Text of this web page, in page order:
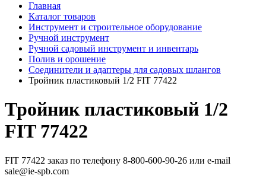
Главная
Каталог товаров
Инструмент и строительное оборудование
Ручной инструмент
Ручной садовый инструмент и инвентарь
Полив и орошение
Соединители и адаптеры для садовых шлангов
Тройник пластиковый 1/2 FIT 77422
Тройник пластиковый 1/2
FIT 77422
FIT 77422 заказ по телефону 8-800-600-90-26 или e-mail
sale@ie-spb.com